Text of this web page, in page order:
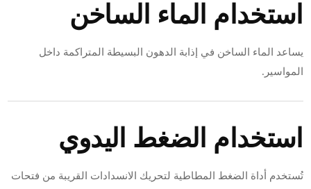
استخدام الماء الساخن
يساعد الماء الساخن في إذابة الدهون البسيطة المتراكمة داخل
المواسير.
استخدام الضغط اليدوي
تُستخدم أداة الضغط المطاطية لتحريك الانسدادات القريبة من فتحات